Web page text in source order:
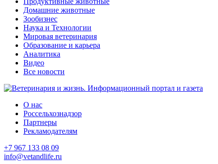
Домашние животные
Зообизнес
Наука и Технологии
Мировая ветеринария
Образование и карьера
Аналитика
Видео
Все новости
О нас
Россельхознадзор
Партнеры
Рекламодателям
+7 967 133 08 09
info@vetandlife.ru